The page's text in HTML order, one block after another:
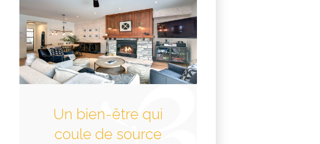
Un bien-être qui
coule de source